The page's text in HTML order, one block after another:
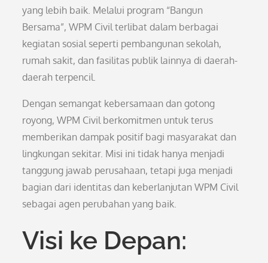
yang lebih baik. Melalui program “Bangun
Bersama”, WPM Civil terlibat dalam berbagai
kegiatan sosial seperti pembangunan sekolah,
rumah sakit, dan fasilitas publik lainnya di daerah-
daerah terpencil.
Dengan semangat kebersamaan dan gotong
royong, WPM Civil berkomitmen untuk terus
memberikan dampak positif bagi masyarakat dan
lingkungan sekitar. Misi ini tidak hanya menjadi
tanggung jawab perusahaan, tetapi juga menjadi
bagian dari identitas dan keberlanjutan WPM Civil
sebagai agen perubahan yang baik.
Visi ke Depan: